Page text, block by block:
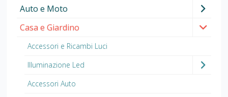
Auto e Moto
Casa e Giardino
Accessori e Ricambi Luci
Illuminazione Led
Accessori Auto